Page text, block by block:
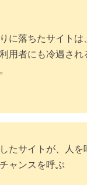
に落ちたサイトは
用者にも冷遇され